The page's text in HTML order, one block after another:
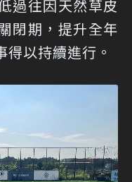
過往因天然草皮
閉期，提升全年
以持續進行。